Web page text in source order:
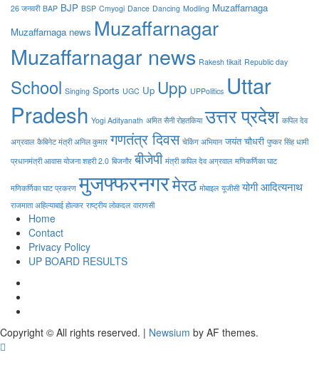
26 जनवरी BAP BJP BSP Cmyogi Dance Dancing Modling Muzaffarnaga
Muzaffarnaga news Muzaffarnagar
Muzaffarnagar news Rakesh tikait Republic day
School Singing Sports UGC Up Upp UPPolitics Uttar
Pradesh Yogi Adityanath अमित सैनी रोहतकिया उत्तर प्रदेश कपिल देव
अग्रवाल कैबिनेट मंत्री अनिल कुमार गणतंत्र दिवस चेकिंग अभियान जयंत चौधरी पुष्कर सिंह धामी
प्रधानमंत्री आवास योजना शहरी 2.0 बिजनौर बीजेपी मंत्री कपिल देव अग्रवाल मणिकर्णिका घाट
मणिकर्णिका घाट प्रकरण मुजफ्फरनगरमेरठ मोबाइल यूजीसी योगी आदित्यनाथ
राजमाता अहिल्याबाई होल्कर राष्ट्रीय लोकदल वाराणसी
Home
Contact
Privacy Policy
UP BOARD RESULTS
Copyright © All rights reserved. | Newsium by AF themes.